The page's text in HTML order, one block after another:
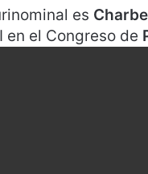
es
el Congreso de